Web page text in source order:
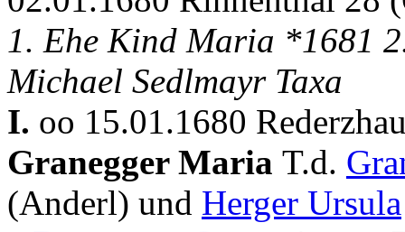
1. Ehe Kind Maria *1681
Michael Sedlmayr Taxa
I. oo 15.01.1680
Granegger Maria T.d.
(Anderl) und Herger Ursula